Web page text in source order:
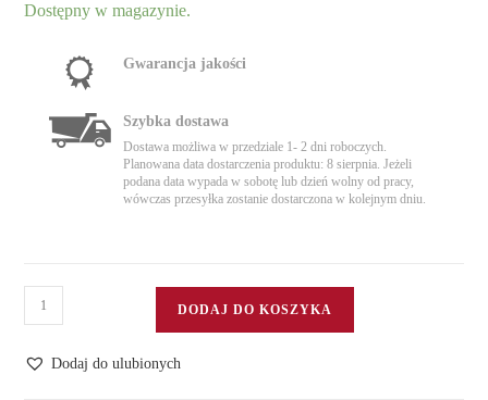
Dostępny w magazynie.
Gwarancja jakości
Szybka dostawa
Dostawa możliwa w przedziale 1- 2 dni roboczych.
Planowana data dostarczenia produktu: 8 sierpnia. Jeżeli
podana data wypada w sobotę lub dzień wolny od pracy,
wówczas przesyłka zostanie dostarczona w kolejnym dniu.
ilość
Talerz
deserowy
DODAJ DO KOSZYKA
Dodaj do ulubionych